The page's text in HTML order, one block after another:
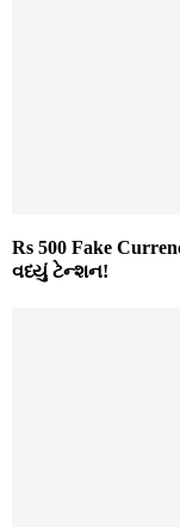
Rs 500 Fake
વધ્યું ટેન્શન!